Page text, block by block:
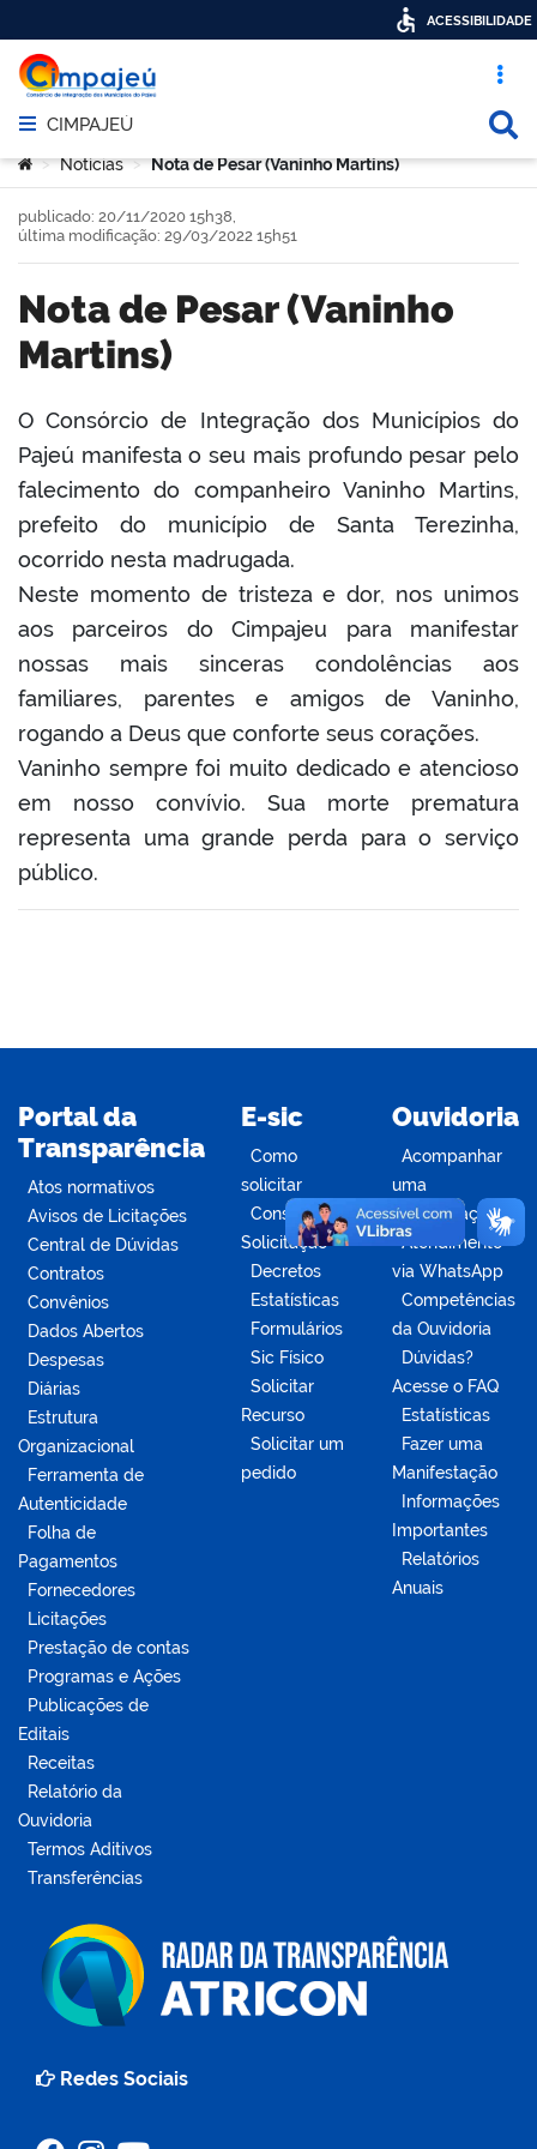
Acesso
Abrir menu principal de navegação
CIMPAJEÚ
Você está aqui:
> Notícias > Nota de Pesar (Vaninho Martins)
Nota de Pesar (Vaninho
Martins)
publicado: 20/11/2020 15h38,
última modificação: 29/03/2022 15h51
O Consórcio de Integração dos Municípios do
Pajeú manifesta o seu mais profundo pesar pelo
falecimento do companheiro Vaninho Martins,
prefeito do município de Santa Terezinha,
ocorrido nesta madrugada.
Neste momento de tristeza e dor, nos unimos
aos parceiros do Cimpajeu para manifestar
nossas mais sinceras condolências aos
familiares, parentes e amigos de Vaninho,
rogando a Deus que conforte seus corações.
Vaninho sempre foi muito dedicado e atencioso
em nosso convívio. Sua morte prematura
representa uma grande perda para o serviço
público.
Portal da
Transparência
Atos normativos
Avisos de Licitações
Central de Dúvidas
Contratos
Convênios
Dados Abertos
Despesas
Diárias
Estrutura
Organizacional
Ferramenta de
Autenticidade
Folha de
Pagamentos
Fornecedores
Licitações
Prestação de contas
Programas e Ações
Publicações de
Editais
Receitas
Relatório da
Ouvidoria
Termos Aditivos
Transferências
E-sic
Como
solicitar
Consulte sua
Solicitação
Decretos
Estatísticas
Formulários
Sic Físico
Solicitar
Recurso
Solicitar um
pedido
Ouvidoria
Acompanhar
uma
Manifestação
Atendimento
via WhatsApp
Competências
da Ouvidoria
Dúvidas?
Acesse o FAQ
Estatísticas
Fazer uma
Manifestação
Informações
Importantes
Relatórios
Anuais
Redes Sociais
ACESSIBILIDADE